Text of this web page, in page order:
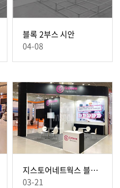
블록 2부스 시안
04-08
지스토어네트웍스 블록 4부스
03-21